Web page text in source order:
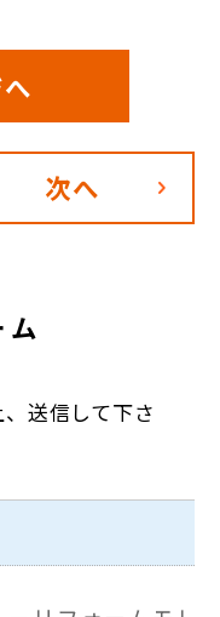
次へ
送信して下さ